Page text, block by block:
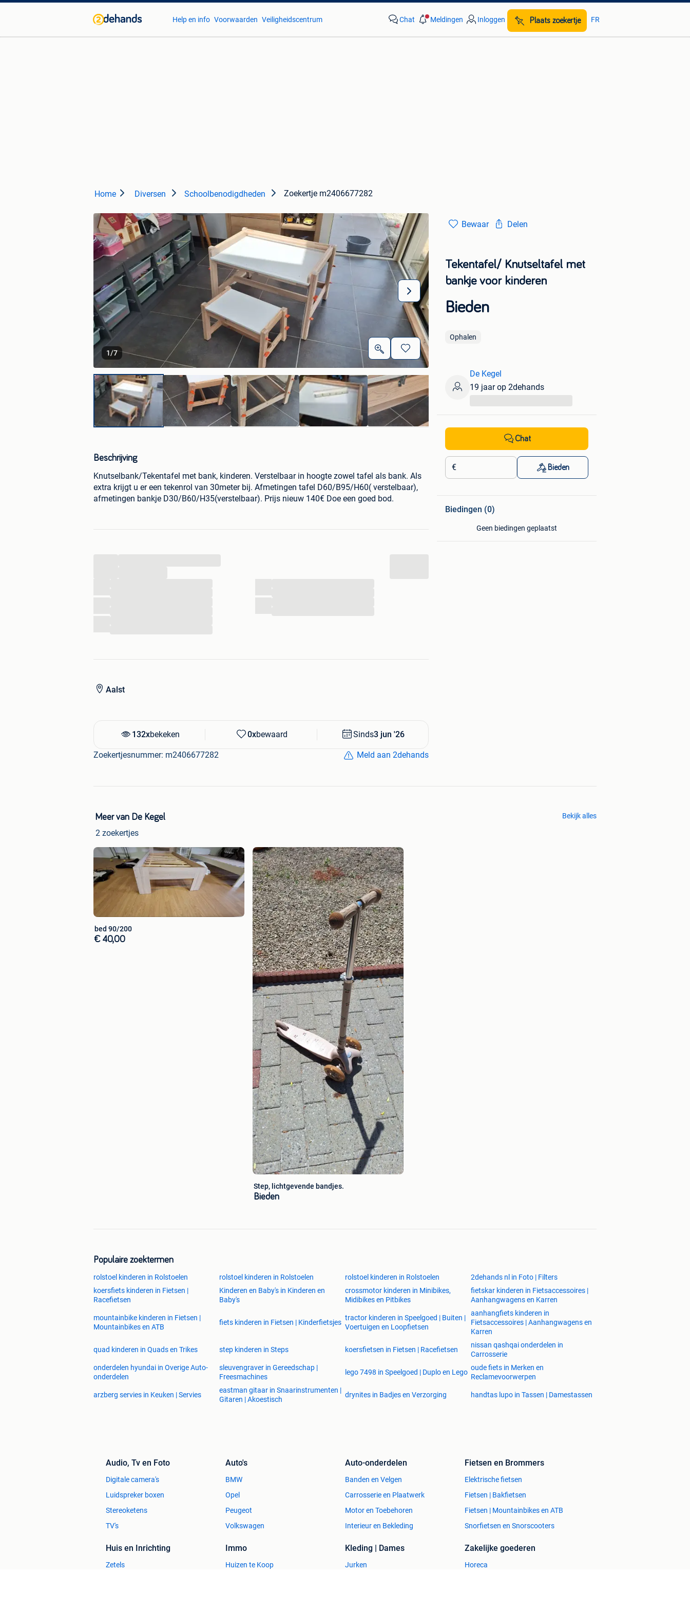
Help en info Voorwaarden Veiligheidscentrum Chat Meldingen Inloggen Plaats zoekertje FR
Home Diversen Schoolbenodigdheden Zoekertje m2406677282
1/7
Beschrijving
Knutselbank/Tekentafel met bank, kinderen. Verstelbaar in hoogte zowel tafel als bank. Als
extra krijgt u er een tekenrol van 30meter bij. Afmetingen tafel D60/B95/H60( verstelbaar),
afmetingen bankje D30/B60/H35(verstelbaar). Prijs nieuw 140€ Doe een goed bod.
Aalst
132xbekeken 0xbewaard Sinds3 jun '26
Zoekertjesnummer: m2406677282 Meld aan 2dehands
Bewaar Delen
Tekentafel/ Knutseltafel met
bankje voor kinderen
Bieden
Ophalen
De Kegel
19 jaar op 2dehands
Chat
€ Bieden
Biedingen (0)
Geen biedingen geplaatst
Meer van De Kegel
2 zoekertjes
Bekijk alles
bed 90/200
€ 40,00
Step, lichtgevende bandjes.
Bieden
Populaire zoektermen
rolstoel kinderen in Rolstoelen rolstoel kinderen in Rolstoelen rolstoel kinderen in Rolstoelen
2dehands nl in Foto | Filters
koersfiets kinderen in Fietsen |
Racefietsen
Kinderen en Baby's in Kinderen en
Baby's
crossmotor kinderen in Minibikes,
Midibikes en Pitbikes
fietskar kinderen in Fietsaccessoires |
Aanhangwagens en Karren
mountainbike kinderen in Fietsen |
Mountainbikes en ATB
fiets kinderen in Fietsen | Kinderfietsjes
tractor kinderen in Speelgoed | Buiten |
Voertuigen en Loopfietsen
aanhangfiets kinderen in
Fietsaccessoires | Aanhangwagens en
Karren
quad kinderen in Quads en Trikes step kinderen in Steps koersfietsen in Fietsen | Racefietsen
nissan qashqai onderdelen in
Carrosserie
onderdelen hyundai in Overige Auto-
onderdelen
sleuvengraver in Gereedschap |
Freesmachines
lego 7498 in Speelgoed | Duplo en Lego
oude fiets in Merken en
Reclamevoorwerpen
arzberg servies in Keuken | Servies
eastman gitaar in Snaarinstrumenten |
Gitaren | Akoestisch
drynites in Badjes en Verzorging handtas lupo in Tassen | Damestassen
Audio, Tv en Foto
Digitale camera's
Luidspreker boxen
Stereoketens
TV's
Auto's
BMW
Opel
Peugeot
Volkswagen
Auto-onderdelen
Banden en Velgen
Carrosserie en Plaatwerk
Motor en Toebehoren
Interieur en Bekleding
Fietsen en Brommers
Elektrische fietsen
Fietsen | Bakfietsen
Fietsen | Mountainbikes en ATB
Snorfietsen en Snorscooters
Huis en Inrichting
Zetels
Immo
Huizen te Koop
Kleding | Dames
Jurken
Zakelijke goederen
Horeca